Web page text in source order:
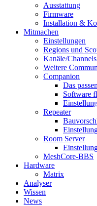
Ausstattung
Firmware
Installation &
Mitmachen
Einstellungen
Regions und
Kanäle/Channels
Weitere
Companion
Das
Software
Repeater
Room Server
MeshCore-BBS
Hardware
Matrix
Analyser
Wissen
News